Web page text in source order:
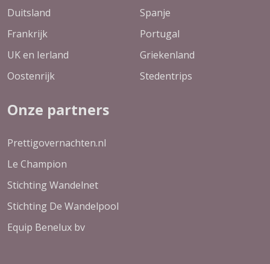
Duitsland
Frankrijk
UK en Ierland
Oostenrijk
Spanje
Portugal
Griekenland
Stedentrips
Onze partners
Prettigovernachten.nl
Le Champion
Stichting Wandelnet
Stichting De Wandelpool
Equip Benelux bv